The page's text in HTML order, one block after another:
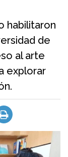
habilitaron
de
al arte
explorar